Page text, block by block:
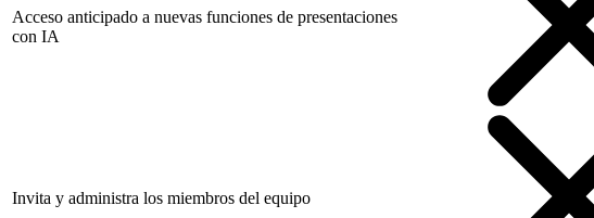
Acceso anticipado a nuevas funciones de presentaciones
con IA
Invita y administra los miembros del equipo